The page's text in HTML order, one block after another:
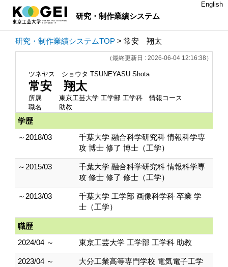
研究・制作業績システム
English
研究・制作業績システムTOP > 常安 翔太
（最終更新日 : 2026-06-04 12:16:38）
ツネヤス ショウタ TSUNEYASU Shota
常安 翔太
所属
東京工芸大学 工学部 工学科 情報コース
職名
助教
学歴
～2018/03
千葉大学 融合科学研究科 情報科学専
攻 博士 修了 博士（工学）
～2015/03
千葉大学 融合科学研究科 情報科学専
攻 修士 修了 修士（工学）
～2013/03
千葉大学 工学部 画像科学科 卒業 学
士（工学）
職歴
2024/04 ～
東京工芸大学 工学部 工学科 助教
2023/04 ～
大分工業高等専門学校 電気電子工学